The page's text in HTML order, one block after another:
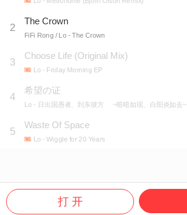
2
The Crown
FiFi Rong / Lo - The Crown
3
Choose Life (Original Mix)
Lo - Friday Morning EP
4
希望の证
Lo - 日出国愚者、到东彼方 ~暗暗如现、白阳炎如去~
5
Waste Of Space
Lo - Wiggle for 20 Years
打 开